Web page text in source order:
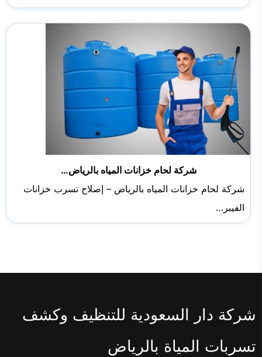
شركة لحام خزانات المياه بالرياض…
شركة لحام خزانات المياه بالرياض – إصلاح تسرب خزانات
الفيبر…
شركة دار السعودية للتنظيف وكشف
تسربات المياة بالرياض